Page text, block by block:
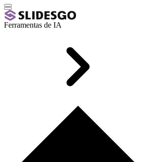
Ferramentas de IA